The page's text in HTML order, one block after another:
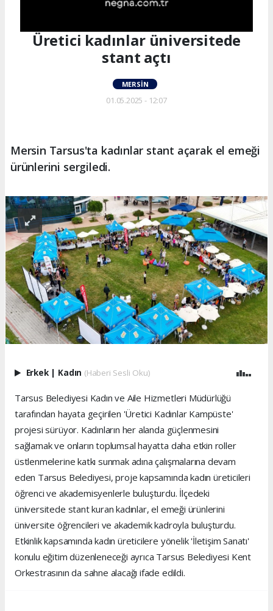
Üretici kadınlar üniversitede
stant açtı
MERSIN
01.05.2025 - 12:07
Mersin Tarsus'ta kadınlar stant açarak el emeği
ürünlerini sergiledi.
Erkek | Kadın (Haberi Sesli Oku)
Tarsus Belediyesi Kadın ve Aile Hizmetleri Müdürlüğü
tarafından hayata geçirilen 'Üretici Kadınlar Kampüste'
projesi sürüyor. Kadınların her alanda güçlenmesini
sağlamak ve onların toplumsal hayatta daha etkin roller
üstlenmelerine katkı sunmak adına çalışmalarına devam
eden Tarsus Belediyesi, proje kapsamında kadın üreticileri
öğrenci ve akademisyenlerle buluşturdu. İlçedeki
üniversitede stant kuran kadınlar, el emeği ürünlerini
üniversite öğrencileri ve akademik kadroyla buluşturdu.
Etkinlik kapsamında kadın üreticilere yönelik 'İletişim Sanatı'
konulu eğitim düzenleneceği ayrıca Tarsus Belediyesi Kent
Orkestrasının da sahne alacağı ifade edildi.